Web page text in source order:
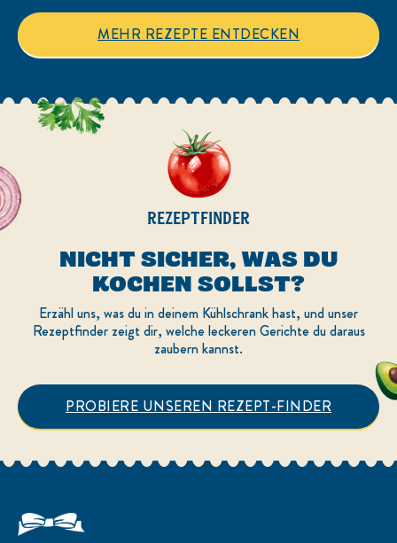
MEHR REZEPTE ENTDECKEN
REZEPTFINDER
NICHT SICHER, WAS DU
KOCHEN SOLLST?
Erzähl uns, was du in deinem Kühlschrank hast, und unser
Rezeptfinder zeigt dir, welche leckeren Gerichte du daraus
zaubern kannst.
PROBIERE UNSEREN REZEPT-FINDER